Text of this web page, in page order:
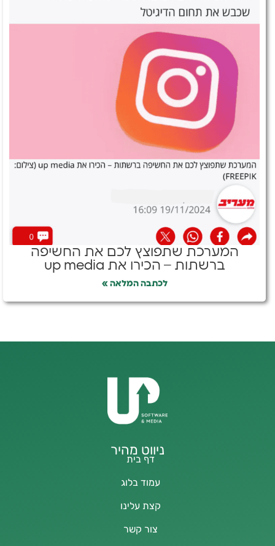
המערכת שתפוצץ לכם את החשיפה
ברשתות – הכירו את up media
לכתבה המלאה »
ניווט מהיר
דף בית
עמוד בלוג
קצת עלינו
צור קשר